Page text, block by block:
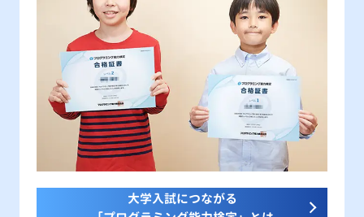
大学入試につながる